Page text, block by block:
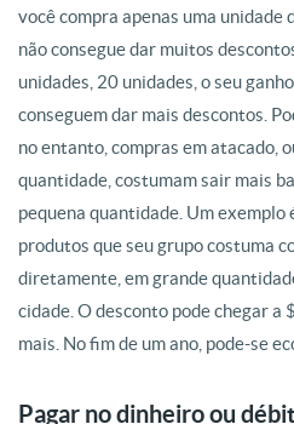
você compra apenas uma unidade
não consegue dar muitos
unidades, 20 unidades, o seu
conseguem dar mais descontos.
no entanto, compras em atacado,
quantidade, costumam sair mais
pequena quantidade. Um
produtos que seu grupo costuma
diretamente, em grande
cidade. O desconto pode chegar a
mais. No fim de um ano, pode-se
Pagar no dinheiro ou